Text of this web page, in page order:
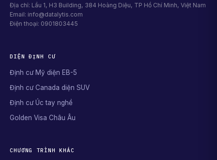
Địa chỉ: Lầu 1, H3 Building, 384 Hoàng Diệu, TP Hồ Chí Minh, Việt Nam
Email: info@datalytis.com
Điện thoại: 0901803445
DIỆN ĐỊNH CƯ
Định cư Mỹ diện EB-5
Định cư Canada diện SUV
Định cư Úc tay nghề
Golden Visa Châu Âu
CHƯƠNG TRÌNH KHÁC